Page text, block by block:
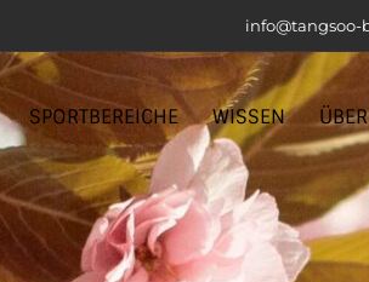
info@tangsoo-
SPORTBEREICHE WISSEN